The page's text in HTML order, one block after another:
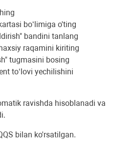
bo‘limiga o'ting
bandini tanlang
raqamini kiriting
tugmasini bosing
to‘lovi yechilishini
ravishda hisoblanadi va
bilan ko'rsatilgan.